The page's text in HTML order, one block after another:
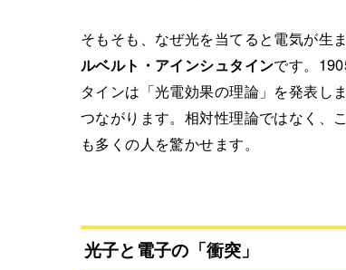
そもそも、なぜ光を当てると電気が生
ルベルト・アインシュタインです。
タインは「光電効果の理論」を発表し
つながります。相対性理論ではなく、
も多くの人を驚かせます。
光子と電子の「衝突」